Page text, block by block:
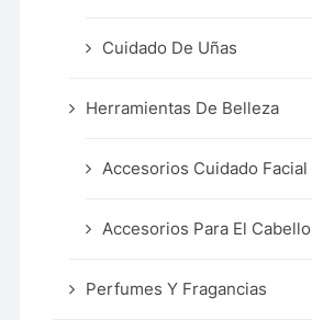
Cuidado De Uñas
Herramientas De Belleza
Accesorios Cuidado Facial
Accesorios Para El Cabello
Perfumes Y Fragancias